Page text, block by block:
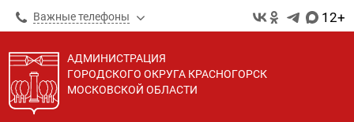
Важные телефоны 12+
АДМИНИСТРАЦИЯ
ГОРОДСКОГО ОКРУГА КРАСНОГОРСК
МОСКОВСКОЙ ОБЛАСТИ